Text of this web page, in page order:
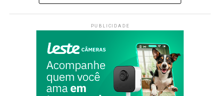
Ao longo da programação, os visitantes poderão conhecer
aproveitar apresentações culturais, atrações musicais,
gastronomia típica e atividades voltadas para todas as
A Festa do Produtor Rural também busca aproximar a
PUBLICIDADE